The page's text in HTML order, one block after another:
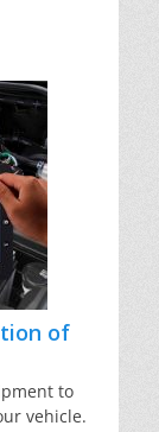
of
to
vehicle.